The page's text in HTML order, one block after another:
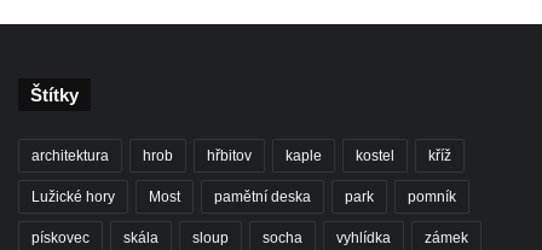
Bezdězem
Kašna na Městečku v Rajhradě
Štítky
architektura hrob hřbitov kaple kostel kříž
Lužické hory Most pamětní deska park pomník
pískovec skála sloup socha vyhlídka zámek